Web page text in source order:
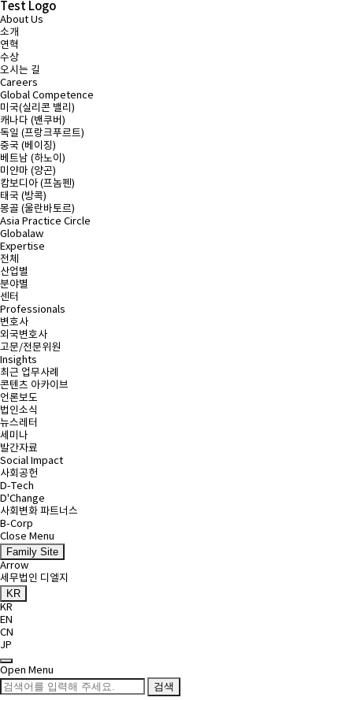
Test Logo
About Us
소개
연혁
수상
오시는 길
Careers
Global Competence
미국(실리콘 밸리)
캐나다 (밴쿠버)
독일 (프랑크푸르트)
중국 (베이징)
베트남 (하노이)
미얀마 (양곤)
캄보디아 (프놈펜)
태국 (방콕)
몽골 (울란바토르)
Asia Practice Circle
Globalaw
Expertise
전체
산업별
분야별
센터
Professionals
변호사
외국변호사
고문/전문위원
Insights
최근 업무사례
콘텐츠 아카이브
언론보도
법인소식
뉴스레터
세미나
발간자료
Social Impact
사회공헌
D-Tech
D'Change
사회변화 파트너스
B-Corp
Close Menu
Family Site
Arrow
세무법인 디엘지
KR
KR
EN
CN
JP
Open Menu
검색